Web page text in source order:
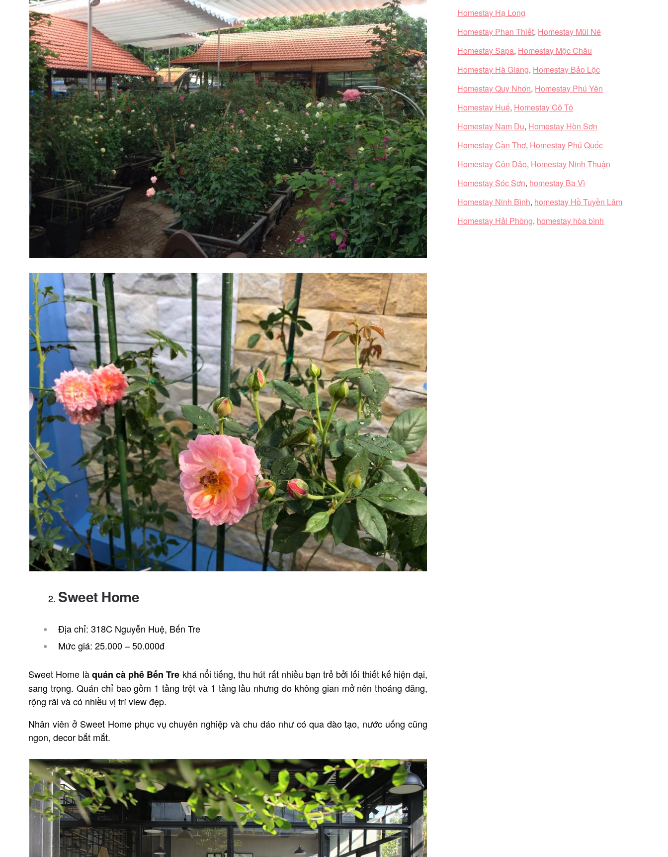
Sweet Home
Địa chỉ: 318C Nguyễn Huệ, Bến Tre
Mức giá: 25.000 – 50.000đ
Sweet Home làquán cà phê Bến Tre khá nổi tiếng, thu hút rất nhiều bạn trẻ bởi lối thiết kế hiện đại,
sang trọng. Quán chỉ bao gồm 1 tầng trệt và 1 tầng lầu nhưng do không gian mở nên thoáng đãng,
rộng rãi và có nhiều vị trí view đẹp.
Nhân viên ở Sweet Home phục vụ chuyên nghiệp và chu đáo như có qua đào tạo, nước uống cũng
ngon, decor bắt mắt.
Homestay Hạ Long
Homestay Phan Thiết, Homestay Mũi Né
Homestay Sapa, Homestay Mộc Châu
Homestay Hà Giang, Homestay Bảo Lộc
Homestay Quy Nhơn, Homestay Phú Yên
Homestay Huế, Homestay Cô Tô
Homestay Nam Du, Homestay Hòn Sơn
Homestay Cần Thơ, Homestay Phú Quốc
Homestay Côn Đảo, Homestay Ninh Thuận
Homestay Sóc Sơn, homestay Ba Vì
Homestay Ninh Bình, homestay Hồ Tuyền Lâm
Homestay Hải Phòng, homestay hòa bình